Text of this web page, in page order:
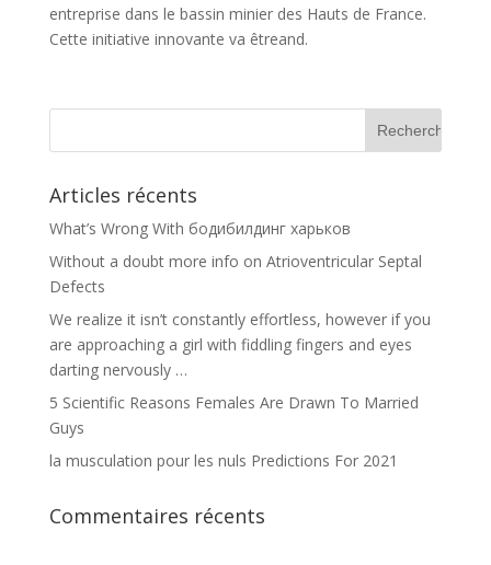
entreprise dans le bassin minier des Hauts de France.
Cette initiative innovante va êtreand.
Articles récents
What’s Wrong With бодибилдинг харьков
Without a doubt more info on Atrioventricular Septal
Defects
We realize it isn’t constantly effortless, however if you
are approaching a girl with fiddling fingers and eyes
darting nervously …
5 Scientific Reasons Females Are Drawn To Married
Guys
la musculation pour les nuls Predictions For 2021
Commentaires récents